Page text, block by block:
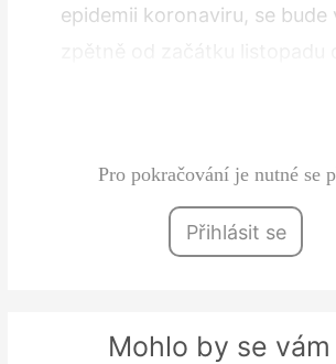
epidemii koronaviru, se bude
Pro pokračování je nutné se
Přihlásit se
Mohlo by se